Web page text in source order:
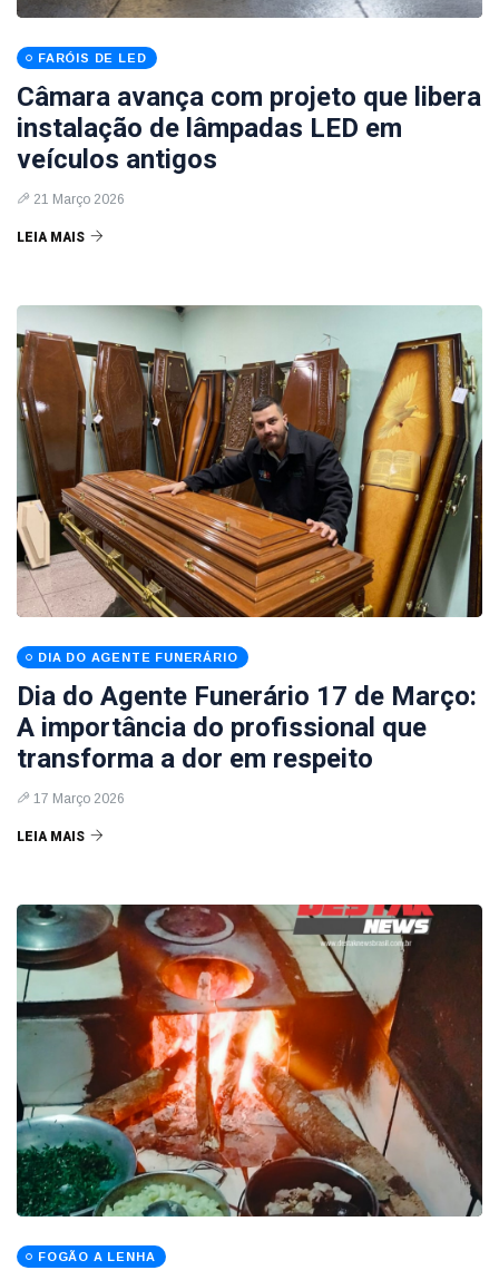
FARÓIS DE LED
Câmara avança com projeto que libera
instalação de lâmpadas LED em
veículos antigos
21 Março 2026
LEIA MAIS
DIA DO AGENTE FUNERÁRIO
Dia do Agente Funerário 17 de Março:
A importância do profissional que
transforma a dor em respeito
17 Março 2026
LEIA MAIS
FOGÃO A LENHA